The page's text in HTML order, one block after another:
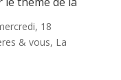
18
& vous, La